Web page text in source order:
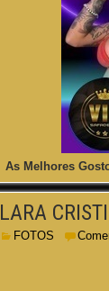
As Melhores
LARA
FOTOS